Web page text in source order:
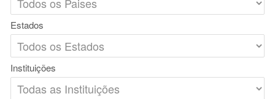
Estados
Instituições